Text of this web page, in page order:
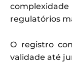
regulatórios
O registro
validade até